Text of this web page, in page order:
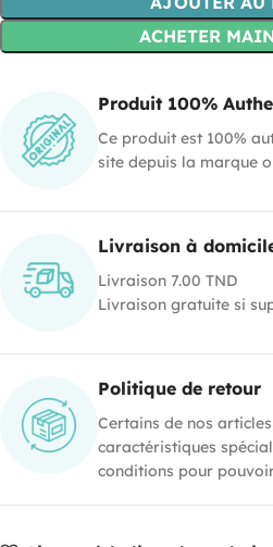
ACHETER
Produit 100%
Ce produit est 100%
site depuis la marque
Livraison à
Livraison 7.00 TND
Livraison gratuite si
Politique de retour
Certains de nos
caractéristiques
conditions pour